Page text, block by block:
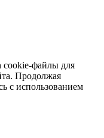
cookie-файлы для
Продолжая
с использованием